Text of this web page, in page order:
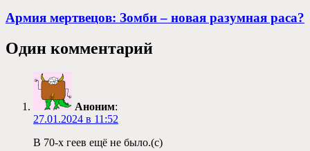
Армия мертвецов: Зомби – новая разумная раса?
Один комментарий
Аноним:
27.01.2024 в 11:52
В 70-х геев ещё не было.(с)